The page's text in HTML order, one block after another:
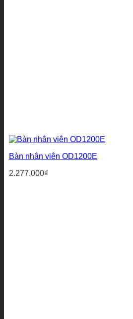
Bàn nhân viên OD1200E
2.277.000₫